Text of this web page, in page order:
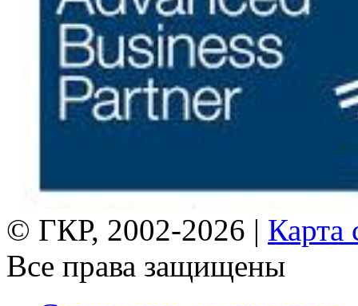
© ГКР, 2002-2026 | Карта
Все права защищены